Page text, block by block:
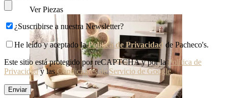
Ver Piezas
¿Suscribirse a nuestra Newsletter?
He leído y aceptado laPolítica de Privacidad de Pacheco's.
Este sitio está protegido por reCAPTCHA y por laPolítica de
Privacidady lasCondiciones de Servicio de Google.